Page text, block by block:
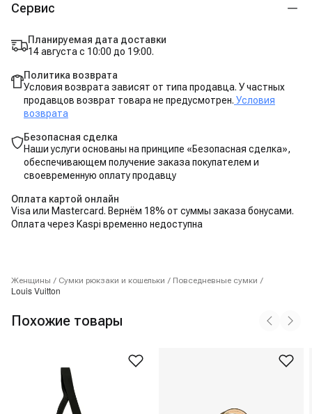
Сервис
Планируемая дата доставки
14 августа с 10:00 до 19:00.
Политика возврата
Условия возврата зависят от типа продавца. У частных
продавцов возврат товара не предусмотрен. Условия
возврата
Безопасная сделка
Наши услуги основаны на принципе «Безопасная сделка»,
обеспечивающем получение заказа покупателем и
своевременную оплату продавцу
Оплата картой онлайн
Visa или Mastercard. Вернём 18% от суммы заказа бонусами.
Оплата через Kaspi временно недоступна
Женщины / Сумки рюкзаки и кошельки / Повседневные сумки /
Louis Vuitton
Похожие товары